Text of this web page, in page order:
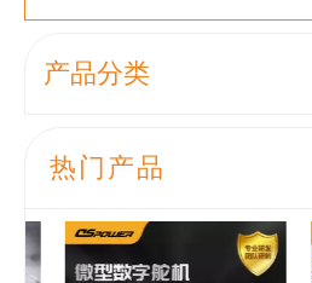
产品分类
热门产品